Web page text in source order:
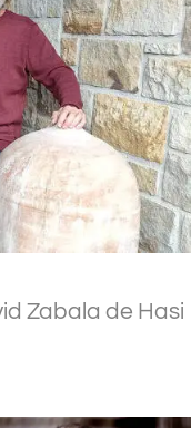
Zabala de Hasi